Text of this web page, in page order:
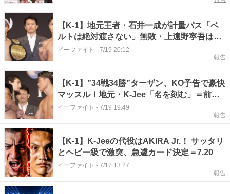
【K-1】地元王者・石井一成が計量パス「ベ
ルトは絶対渡さない」無敗・上遠野寧吾は王
座奪取宣言
イーファイト - 7/19 20:12
報告
【K-1】”34戦34勝”ターザン、KO予告で豪快
マッスル！地元・K-Jee「名を刻む」＝前日
計量
イーファイト - 7/19 19:49
報告
【K-1】K-Jeeの代役はAKIRA Jr.！ サッタリ
とヘビー級で激突、急遽カード決定＝7.20
イーファイト - 7/17 13:27
報告